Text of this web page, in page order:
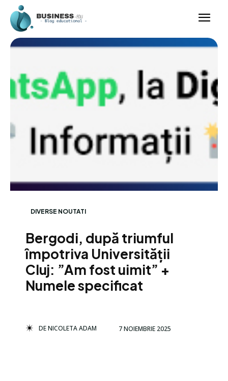
DIVERSE NOUTATI
Bergodi, după triumful
împotriva Universității
Cluj: ”Am fost uimit” +
Numele specificat
DENICOLETA ADAM 7 NOIEMBRIE 2025